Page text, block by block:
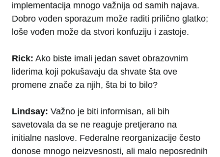
implementacija mnogo važnija od samih najava.
Dobro vođen sporazum može raditi prilično glatko;
loše vođen može da stvori konfuziju i zastoje.
Rick: Ako biste imali jedan savet obrazovnim
liderima koji pokušavaju da shvate šta ove
promene znače za njih, šta bi to bilo?
Lindsay: Važno je biti informisan, ali bih
savetovala da se ne reaguje pretjerano na
initialne naslove. Federalne reorganizacije često
donose mnogo neizvesnosti, ali malo neposrednih